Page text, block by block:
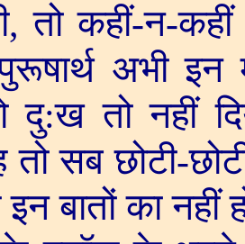
,तो कहीं-न-
अभी इन
दु:ख तो नहीं
सब छोटी-
बातों का नहीं